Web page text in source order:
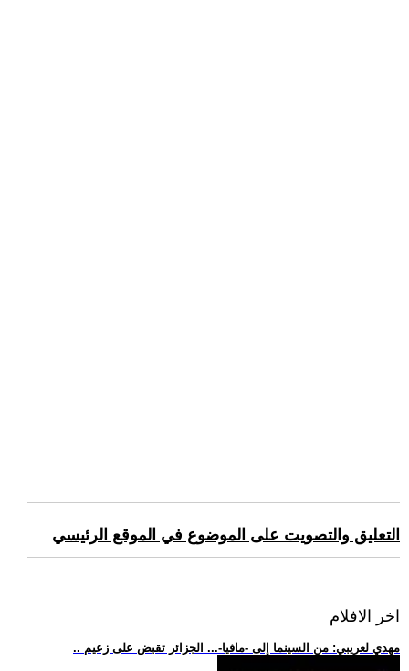
التعليق والتصويت على الموضوع في الموقع الرئيسي
اخر الافلام
.. مهدي لعريبي: من السينما إلى -مافيا-... الجزائر تقبض على زعيم